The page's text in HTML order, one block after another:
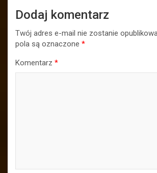
Dodaj komentarz
Twój adres e-mail nie zostanie
pola są oznaczone *
Komentarz *